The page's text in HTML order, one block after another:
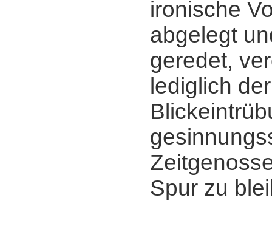
ironische
abgelegt
geredet,
lediglich der
Spur zu